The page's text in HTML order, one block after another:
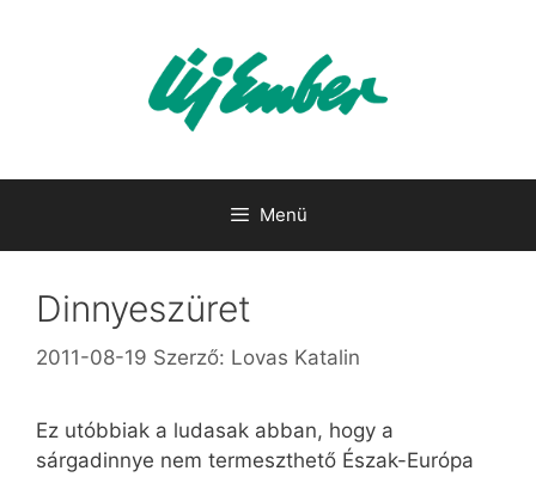
Menü
Dinnyeszüret
2011-08-19 Szerző: Lovas Katalin
Ez utóbbiak a ludasak abban, hogy a
sárgadinnye nem termeszthető Észak-Európa